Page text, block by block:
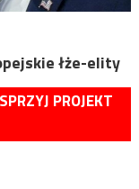
łże-elity
PROJEKT